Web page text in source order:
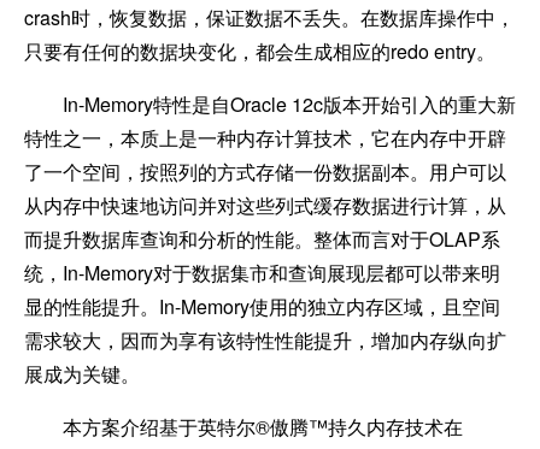
crash时，恢复数据，保证数据不丢失。在数据库操作中，
只要有任何的数据块变化，都会生成相应的redo entry。
In-Memory特性是自Oracle 12c版本开始引入的重大新
特性之一，本质上是一种内存计算技术，它在内存中开辟
了一个空间，按照列的方式存储一份数据副本。用户可以
从内存中快速地访问并对这些列式缓存数据进行计算，从
而提升数据库查询和分析的性能。整体而言对于OLAP系
统，In-Memory对于数据集市和查询展现层都可以带来明
显的性能提升。In-Memory使用的独立内存区域，且空间
需求较大，因而为享有该特性性能提升，增加内存纵向扩
展成为关键。
本方案介绍基于英特尔®傲腾™持久内存技术在